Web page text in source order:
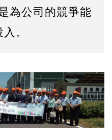
為公司的競爭能
。